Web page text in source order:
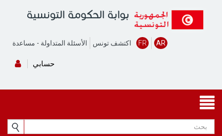
بوابة الحكومة التونسية
الأسئلة المتداولة - مساعدة اكتشف تونس FR AR
حسابي